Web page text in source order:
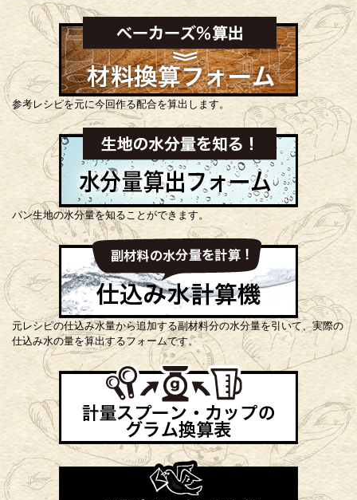
参考レシピを元に今回作る配合を算出します。
パン生地の水分量を知ることができます。
元レシピの仕込み水量から追加する副材料分の水分量を引いて、実際の
仕込み水の量を算出するフォームです。